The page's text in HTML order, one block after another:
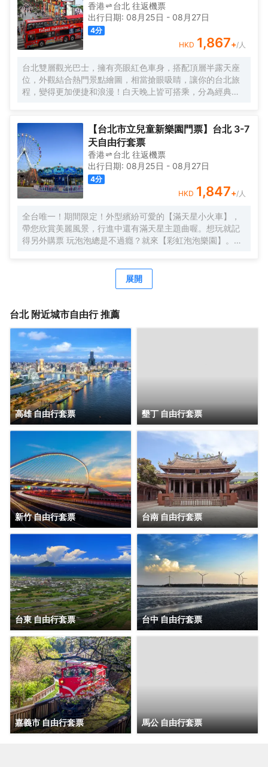
香港 台北 往返機票
出行日期: 08月25日 - 08月27日
4分
HKD 1,867+/人
台北雙層觀光巴士，擁有亮眼紅色車身，搭配頂層半露天座
位，外觀結合熱門景點繪圖，相當搶眼吸睛，讓你的台北旅
程，變得更加便捷和浪漫！白天晚上皆可搭乘，分為經典紅
景點資訊。全天任意上下車，輕鬆暢遊台北熱門景點，自由
開啟你的台北熱門地標之旅！
【台北市立兒童新樂園門票】台北 3-7
天自由行套票
香港 台北 往返機票
出行日期: 08月25日 - 08月27日
4分
HKD 1,847+/人
全台唯一！期間限定！外型繽紛可愛的【滿天星小火車】，
帶您欣賞美麗風景，行進中還有滿天星主題曲喔。想玩就記
得另外購票 玩泡泡總是不過癮？就來【彩虹泡泡樂園】。無
展開
台北附近城市自由行 推薦
高雄 自由行套票 墾丁 自由行套票
新竹 自由行套票 台南 自由行套票
台東 自由行套票 台中 自由行套票
嘉義市 自由行套票 馬公 自由行套票